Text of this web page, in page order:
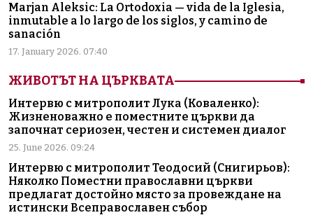
Marjan Aleksic: La Ortodoxia — vida de la Iglesia,
inmutable a lo largo de los siglos, y camino de
sanación
17. January 2026. 07:40
ЖИВОТЪТ НА ЦЪРКВАТА
Интервю с митрополит Лука (Коваленко):
Жизненоважно е поместните църкви да
започнат сериозен, честен и системен диалог
25. June 2026. 09:24
Интервю с митрополит Теодосий (Снигирьов):
Няколко Поместни православни църкви
предлагат достойно място за провеждане на
истински Всеправославен събор